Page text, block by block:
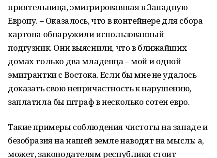
приятельница, эмигрировавшая в Западную
Европу. – Оказалось, что в контейнере для сбора
картона обнаружили использованный
подгузник. Они выяснили, что в ближайших
домах только два младенца – мой и одной
эмигрантки с Востока. Если бы мне не удалось
доказать свою непричастность к нарушению,
заплатила бы штраф в несколько сотен евро.
Такие примеры соблюдения чистоты на западе и
безобразия на нашей земле наводят на мысль: а,
может, законодателям республики стоит